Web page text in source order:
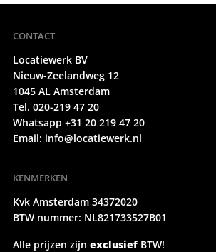
CONTACT
Locatiewerk BV
Nieuw-Zeelandweg 12
1045 AL Amsterdam
Tel. 020-219 47 20
Whatsapp +31 20 219 47 20
Email: info@locatiewerk.nl
KENMERKEN
Kvk Amsterdam 34372020
BTW nummer: NL821733527B01
Alle prijzen zijn exclusiefBTW!